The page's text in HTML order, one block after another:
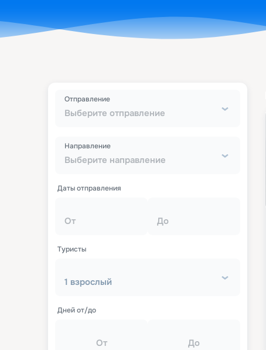
Выберите отправление
Отправление
Выберите направление
Направление
Даты отправления
От До
Туристы
1 взрослый
Дней от/до
От До